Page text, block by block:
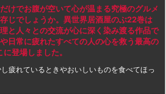
けでお腹が空いて心が温まる究極のグルメ
じでしょうか。異世界居酒屋のぶ22巻は
と人々との交流が心に深く染み渡る作品で
日常に疲れたすべての人の心を救う最高の
に登場しました。
疲れているときやおいしいものを食べてほっ